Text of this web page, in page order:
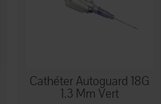
Cathéter Autoguard 18G
1.3 Mm Vert